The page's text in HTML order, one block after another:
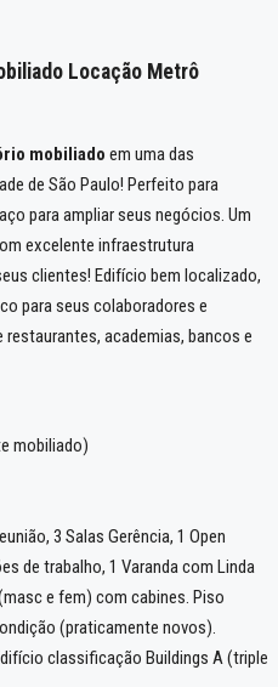
Locação Metrô
mobiliado em uma das
de São Paulo! Perfeito para
para ampliar seus negócios. Um
excelente infraestrutura
clientes! Edifício bem localizado,
para seus colaboradores e
academias, bancos e
mobiliado)
3 Salas Gerência, 1 Open
de trabalho, 1 Varanda com Linda
e fem) com cabines. Piso
(praticamente novos).
classificação Buildings A (triple